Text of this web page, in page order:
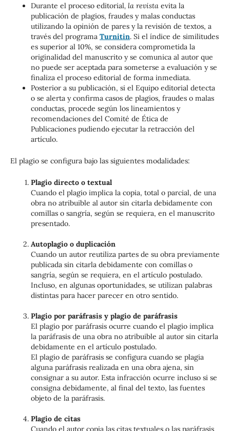
Durante el proceso editorial, la revistaevita la
publicación de plagios, fraudes y malas conductas
utilizando la opinión de pares y la revisión de textos, a
través del programa Turnitin. Si el índice de similitudes
es superior al 10%, se considera comprometida la
originalidad del manuscrito y se comunica al autor que
no puede ser aceptada para someterse a evaluación y se
finaliza el proceso editorial de forma inmediata.
Posterior a su publicación, si el Equipo editorial detecta
o se alerta y confirma casos de plagios, fraudes o malas
conductas, procede según los lineamientos y
recomendaciones del Comité de Ética de
Publicaciones pudiendo ejecutar la retracción del
artículo.
El plagio se configura bajo las siguientes modalidades:
Plagio directo o textual
Cuando el plagio implica la copia, total o parcial, de una
obra no atribuible al autor sin citarla debidamente con
comillas o sangría, según se requiera, en el manuscrito
presentado.
Autoplagio o duplicación
Cuando un autor reutiliza partes de su obra previamente
publicada sin citarla debidamente con comillas o
sangría, según se requiera, en el artículo postulado.
Incluso, en algunas oportunidades, se utilizan palabras
distintas para hacer parecer en otro sentido.
Plagio por paráfrasis y plagio de paráfrasis
El plagio por paráfrasis ocurre cuando el plagio implica
la paráfrasis de una obra no atribuible al autor sin citarla
debidamente en el artículo postulado.
El plagio de paráfrasis se configura cuando se plagia
alguna paráfrasis realizada en una obra ajena, sin
consignar a su autor. Esta infracción ocurre incluso si se
consigna debidamente, al final del texto, las fuentes
objeto de la paráfrasis.
Plagio de citas
Cuando el autor copia las citas textuales o las paráfrasis